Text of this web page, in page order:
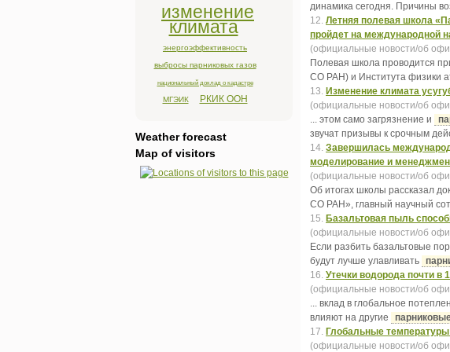
динамика сегодня. Причины
12. Летняя полевая школа
пройдет на международной
(официальные новости/об
Полевая школа проводится
СО РАН) и Института физики
13. Изменение климата
(официальные новости/об
... этом само загрязнение и
звучат призывы к срочным
14. Завершилась
моделирование и
(официальные новости/об
Об итогах школы рассказал
СО РАН», главный научный
15. Базальтовая пыль
(официальные новости/об
Если разбить базальтовые
будут лучше улавливать
16. Утечки водорода почти в
(официальные новости/об
... вклад в глобальное
влияют на другие
17. Глобальные
(официальные новости/об
изменение
климата
энергоэффективность
выбросы парниковых газов
национальный доклад о кадастре
МГЭИК РКИК ООН
Weather forecast
Map of visitors